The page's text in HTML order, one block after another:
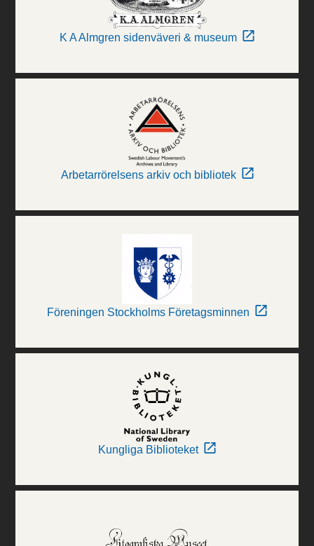
K A Almgren sidenväveri & museum
Arbetarrörelsens arkiv och bibliotek
Föreningen Stockholms Företagsminnen
Kungliga Biblioteket